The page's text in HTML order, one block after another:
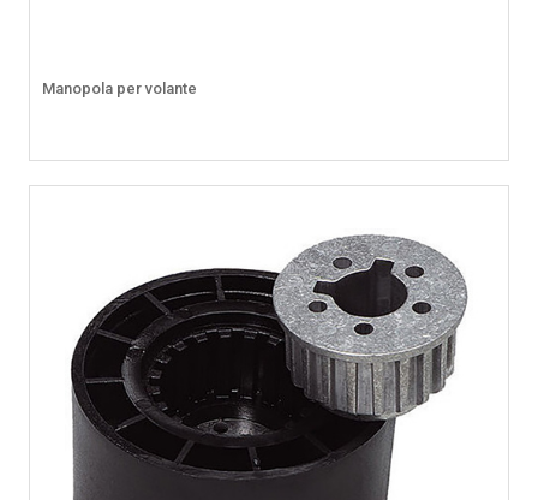
Manopola per volante